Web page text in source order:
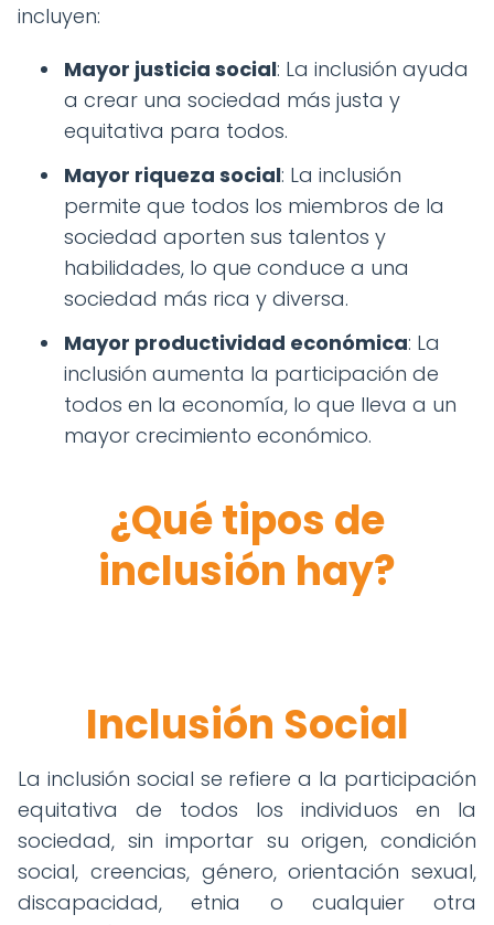
incluyen:
Mayor justicia social: La inclusión ayuda
a crear una sociedad más justa y
equitativa para todos.
Mayor riqueza social: La inclusión
permite que todos los miembros de la
sociedad aporten sus talentos y
habilidades, lo que conduce a una
sociedad más rica y diversa.
Mayor productividad económica: La
inclusión aumenta la participación de
todos en la economía, lo que lleva a un
mayor crecimiento económico.
¿Qué tipos de
inclusión hay?
Inclusión Social
La inclusión social se refiere a la participación
equitativa de todos los individuos en la
sociedad, sin importar su origen, condición
social, creencias, género, orientación sexual,
discapacidad, etnia o cualquier otra